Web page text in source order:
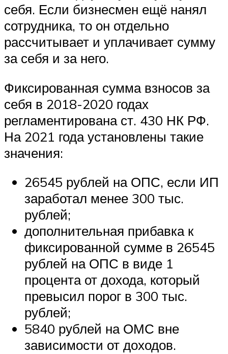
себя. Если бизнесмен ещё нанял
сотрудника, то он отдельно
рассчитывает и уплачивает сумму
за себя и за него.
Фиксированная сумма взносов за
себя в 2018-2020 годах
регламентирована ст. 430 НК РФ.
На 2021 года установлены такие
значения:
26545 рублей на ОПС, если ИП
заработал менее 300 тыс.
рублей;
дополнительная прибавка к
фиксированной сумме в 26545
рублей на ОПС в виде 1
процента от дохода, который
превысил порог в 300 тыс.
рублей;
5840 рублей на ОМС вне
зависимости от доходов.